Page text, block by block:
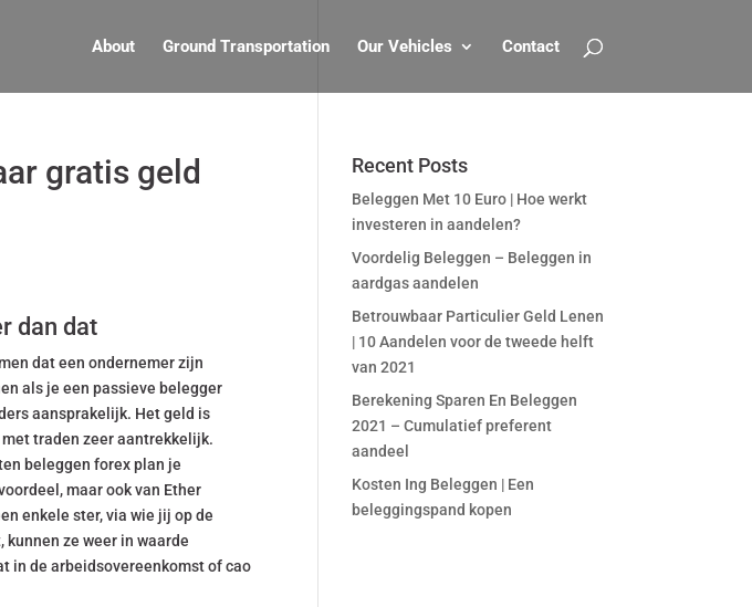
About Ground Transportation Our Vehicles Contact
gratis geld
dan dat
dat een ondernemer zijn
als je een passieve belegger
aansprakelijk. Het geld is
traden zeer aantrekkelijk.
beleggen forex plan je
maar ook van Ether
enkele ster, via wie jij op de
ze weer in waarde
in de arbeidsovereenkomst of cao
Recent Posts
Beleggen Met 10 Euro | Hoe werkt
investeren in aandelen?
Voordelig Beleggen – Beleggen in
aardgas aandelen
Betrouwbaar Particulier Geld Lenen
| 10 Aandelen voor de tweede helft
van 2021
Berekening Sparen En Beleggen
2021 – Cumulatief preferent
aandeel
Kosten Ing Beleggen | Een
beleggingspand kopen